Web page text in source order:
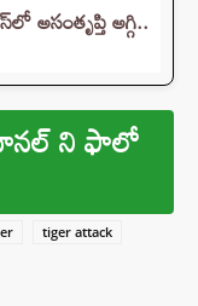
అసంతృప్తి అగ్గి..
ని ఫాలో
tiger attack